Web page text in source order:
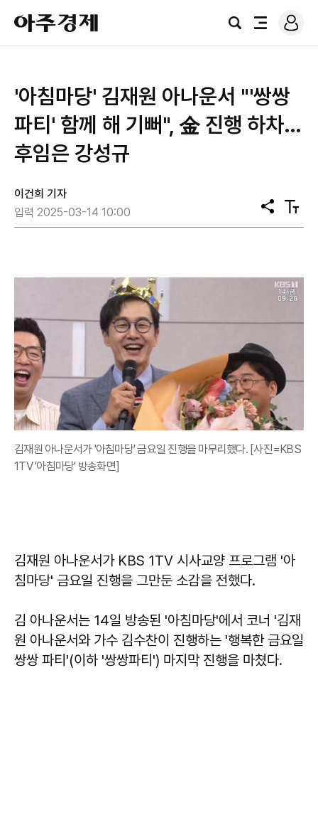
아
주
경
검
전
로
그
'아침마당' 김재원 아나운서 "'쌍쌍
파티' 함께 해 기뻐", 金 진행 하차…
후임은 강성규
이건희 기자
입력 2025-03-14 10:00
공
유
텍
스
김재원 아나운서가 '아침마당' 금요일 진행을 마무리했다. [사진=KBS
1TV '아침마당' 방송화면]
김재원 아나운서가 KBS 1TV 시사교양 프로그램 '아
침마당' 금요일 진행을 그만둔 소감을 전했다.
김 아나운서는 14일 방송된 '아침마당'에서 코너 '김재
원 아나운서와 가수 김수찬이 진행하는 '행복한 금요일
쌍쌍 파티'(이하 '쌍쌍파티') 마지막 진행을 마쳤다.